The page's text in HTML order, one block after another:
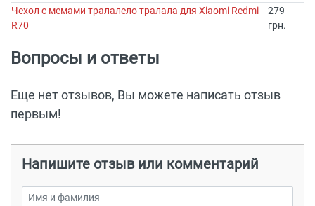
Чехол с мемами тралалело тралала для Xiaomi Redmi
R70
279
грн.
Вопросы и ответы
Еще нет отзывов, Вы можете написать отзыв
первым!
Напишите отзыв или комментарий